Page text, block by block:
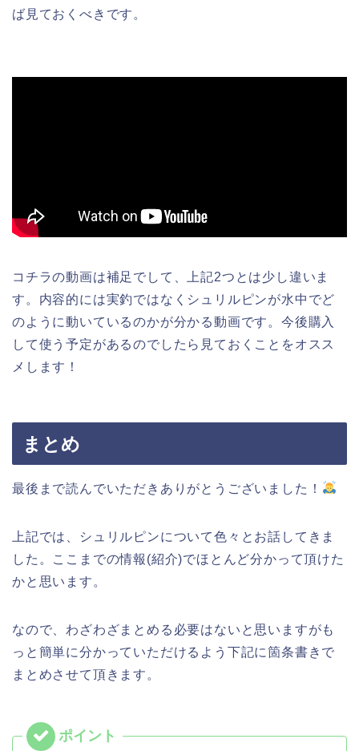
ば見ておくべきです。
コチラの動画は補足でして、上記2つとは少し違いま
す。内容的には実釣ではなくシュリルピンが水中でど
のように動いているのかが分かる動画です。今後購入
して使う予定があるのでしたら見ておくことをオスス
メします！
まとめ
最後まで読んでいただきありがとうございました！
上記では、シュリルピンについて色々とお話してきま
した。ここまでの情報(紹介)でほとんど分かって頂けた
かと思います。
なので、わざわざまとめる必要はないと思いますがも
っと簡単に分かっていただけるよう下記に箇条書きで
まとめさせて頂きます。